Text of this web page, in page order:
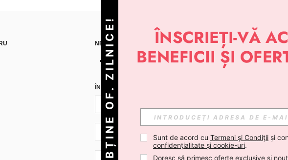
NE GĂSEȘTI PE APLICAȚIE
ÎNREGISTREAZĂ-TE PENTRU A PRIMI NOUTĂȚI DESPRE STIL DE LA
RO + 40
OBȚINE OF. ZILNICE! Sunt de acord cu Termeni și Condiții și
confidențialitate și cookie-uri.
Doresc să primesc oferte exclusive și